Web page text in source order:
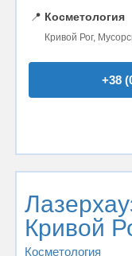
📍 Косметология
Кривой Рог,
+38
Кривой
Косметология